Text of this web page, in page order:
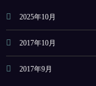
2025年10月
2017年10月
2017年9月